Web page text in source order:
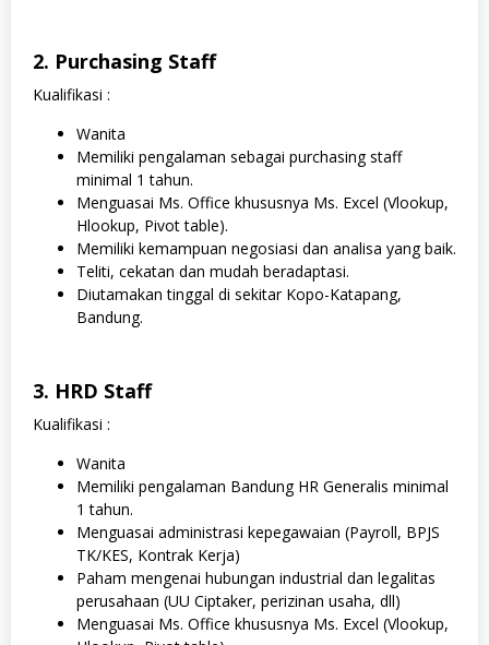
2. Purchasing Staff
Kualifikasi :
Wanita
Memiliki pengalaman sebagai purchasing staff
minimal 1 tahun.
Menguasai Ms. Office khususnya Ms. Excel (Vlookup,
Hlookup, Pivot table).
Memiliki kemampuan negosiasi dan analisa yang baik.
Teliti, cekatan dan mudah beradaptasi.
Diutamakan tinggal di sekitar Kopo-Katapang,
Bandung.
3. HRD Staff
Kualifikasi :
Wanita
Memiliki pengalaman Bandung HR Generalis minimal
1 tahun.
Menguasai administrasi kepegawaian (Payroll, BPJS
TK/KES, Kontrak Kerja)
Paham mengenai hubungan industrial dan legalitas
perusahaan (UU Ciptaker, perizinan usaha, dll)
Menguasai Ms. Office khususnya Ms. Excel (Vlookup,